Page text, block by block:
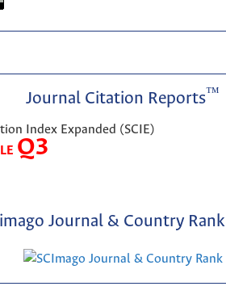
Journal Citation Reports™
Index Expanded (SCIE)
Q3
Journal & Country Rank